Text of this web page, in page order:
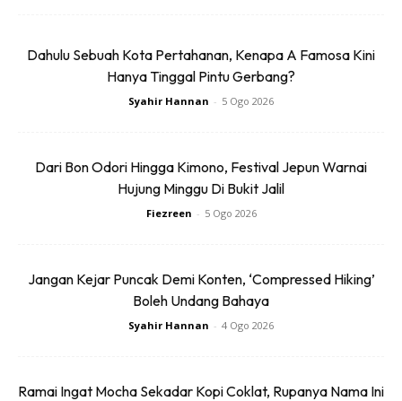
Dahulu Sebuah Kota Pertahanan, Kenapa A Famosa Kini
Hanya Tinggal Pintu Gerbang?
Syahir Hannan - 5 Ogo 2026
Dari Bon Odori Hingga Kimono, Festival Jepun Warnai
Hujung Minggu Di Bukit Jalil
Fiezreen - 5 Ogo 2026
Jangan Kejar Puncak Demi Konten, ‘Compressed Hiking’
Boleh Undang Bahaya
Syahir Hannan - 4 Ogo 2026
Ramai Ingat Mocha Sekadar Kopi Coklat, Rupanya Nama Ini